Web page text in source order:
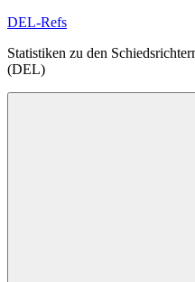
Zum
springen
DEL-Refs
Statistiken zu den
(DEL)